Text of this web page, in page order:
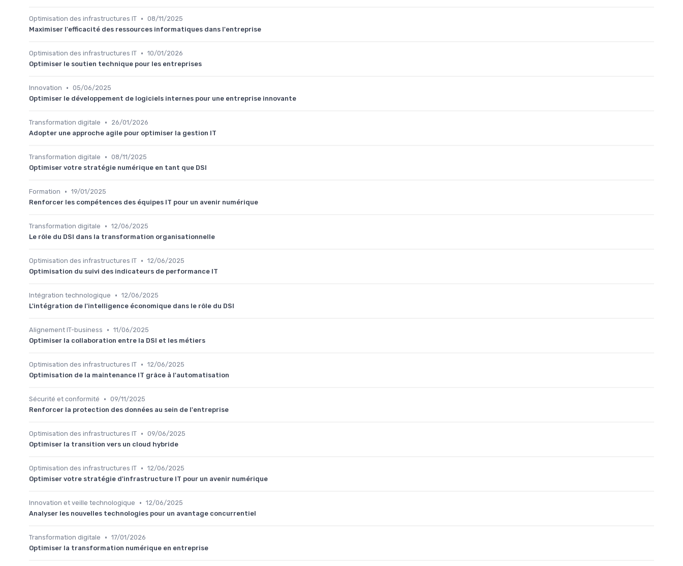
Optimisation des infrastructures IT • 08/11/2025
Maximiser l'efficacité des ressources informatiques dans l'entreprise
Optimisation des infrastructures IT • 10/01/2026
Optimiser le soutien technique pour les entreprises
Innovation • 05/06/2025
Optimiser le développement de logiciels internes pour une entreprise innovante
Transformation digitale •
26/01/2026
Adopter une approche agile pour optimiser la gestion IT
Transformation digitale • 08/11/2025
Optimiser votre stratégie numérique en tant que DSI
Formation • 19/01/2025
Renforcer les compétences des équipes IT pour un avenir numérique
Transformation digitale • 12/06/2025
Le rôle du DSI dans la transformation organisationnelle
Optimisation des infrastructures IT • 12/06/2025
Optimisation du suivi des indicateurs de performance IT
Intégration technologique • 12/06/2025
L'intégration de l'intelligence économique dans le rôle du DSI
Alignement IT-business • 11/06/2025
Optimiser la collaboration entre la DSI et les métiers
Optimisation des infrastructures IT • 12/06/2025
Optimisation de la maintenance IT grâce à l'automatisation
Sécurité et conformité • 09/11/2025
Renforcer la protection des données au sein de l'entreprise
Optimisation des infrastructures IT • 09/06/2025
Optimiser la transition vers un cloud hybride
Optimisation des infrastructures IT • 12/06/2025
Optimiser votre stratégie d'infrastructure IT pour un avenir numérique
Innovation et veille technologique • 12/06/2025
Analyser les nouvelles technologies pour un avantage concurrentiel
Transformation digitale • 17/01/2026
Optimiser la transformation numérique en entreprise